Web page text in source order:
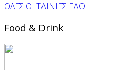
ΟΛΕΣ ΟΙ ΤΑΙΝΙΕΣ ΕΔΩ!
Food & Drink